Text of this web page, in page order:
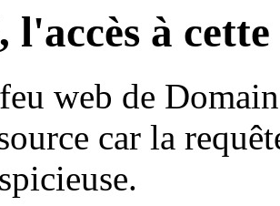
l'accès à
web de
car la